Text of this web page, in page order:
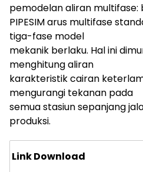
pemodelan aliran multifase:
PIPESIM arus multifase
tiga-fase model
mekanik berlaku. Hal ini
menghitung aliran
karakteristik cairan
mengurangi tekanan pada
semua stasiun sepanjang
produksi.
Link Download